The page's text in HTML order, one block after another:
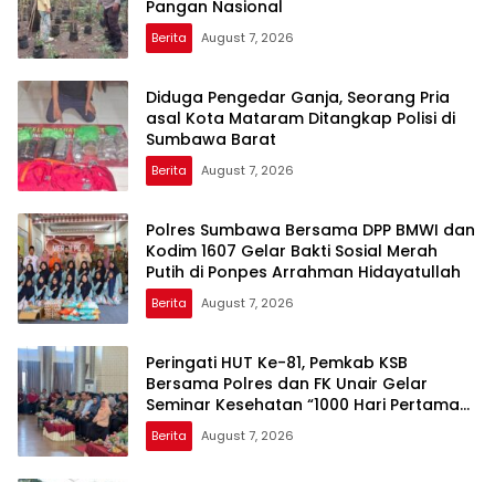
Pangan Nasional
Berita August 7, 2026
Diduga Pengedar Ganja, Seorang Pria
asal Kota Mataram Ditangkap Polisi di
Sumbawa Barat
Berita August 7, 2026
Polres Sumbawa Bersama DPP BMWI dan
Kodim 1607 Gelar Bakti Sosial Merah
Putih di Ponpes Arrahman Hidayatullah
Berita August 7, 2026
Peringati HUT Ke-81, Pemkab KSB
Bersama Polres dan FK Unair Gelar
Seminar Kesehatan “1000 Hari Pertama
Kehidupan”
Berita August 7, 2026